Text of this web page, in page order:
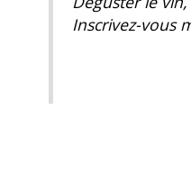
Inscrivez-vous